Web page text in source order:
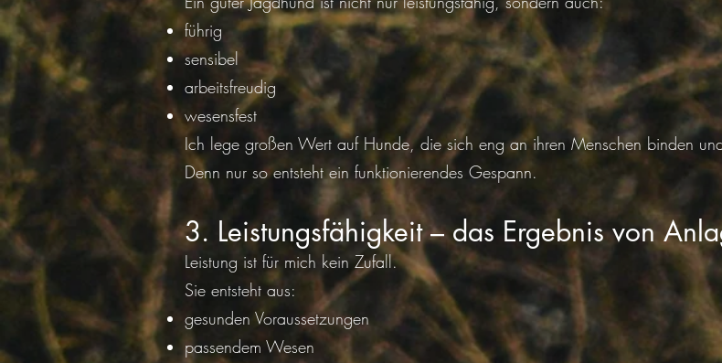
führig
sensibel
arbeitsfreudig
wesensfest
Ich lege großen Wert auf Hunde, die sich eng an ihren Menschen binden
Denn nur so entsteht ein funktionierendes Gespann.
3. Leistungsfähigkeit – das Ergebnis von
Leistung ist für mich kein Zufall.
Sie entsteht aus:
gesunden Voraussetzungen
passendem Wesen